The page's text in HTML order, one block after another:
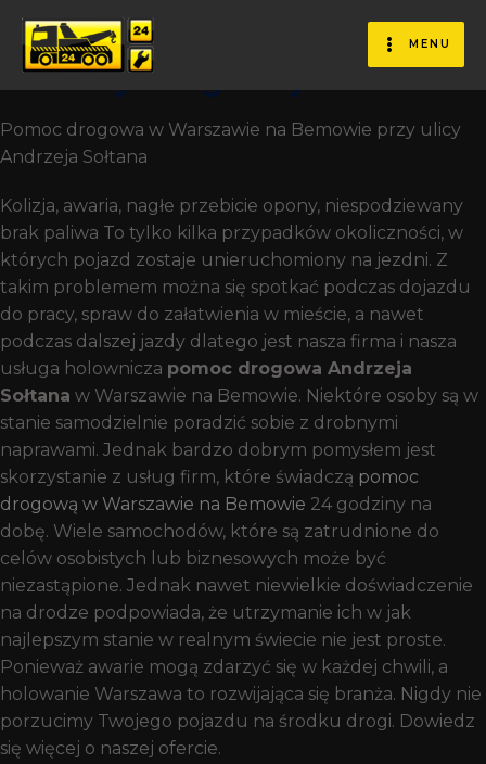
MENU
Jakie Są Najlepsze Momenty
Na Wezwanie Holowania Lub
Pomocy Drogowej?
Pomoc drogowa w Warszawie na Bemowie przy ulicy
Andrzeja Sołtana
Kolizja, awaria, nagłe przebicie opony, niespodziewany
brak paliwa To tylko kilka przypadków okoliczności, w
których pojazd zostaje unieruchomiony na jezdni. Z
takim problemem można się spotkać podczas dojazdu
do pracy, spraw do załatwienia w mieście, a nawet
podczas dalszej jazdy dlatego jest nasza firma i nasza
usługa holownicza pomoc drogowa Andrzeja
Sołtana w Warszawie na Bemowie. Niektóre osoby są w
stanie samodzielnie poradzić sobie z drobnymi
naprawami. Jednak bardzo dobrym pomysłem jest
skorzystanie z usług firm, które świadczą pomoc
drogową w Warszawie na Bemowie 24 godziny na
dobę. Wiele samochodów, które są zatrudnione do
celów osobistych lub biznesowych może być
niezastąpione. Jednak nawet niewielkie doświadczenie
na drodze podpowiada, że utrzymanie ich w jak
najlepszym stanie w realnym świecie nie jest proste.
Ponieważ awarie mogą zdarzyć się w każdej chwili, a
holowanie Warszawa to rozwijająca się branża. Nigdy nie
porzucimy Twojego pojazdu na środku drogi. Dowiedz
się więcej o naszej ofercie.